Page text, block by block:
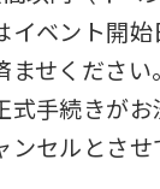
イベント開
せください。
式手続きが
ンセルとさ
into
Click
the